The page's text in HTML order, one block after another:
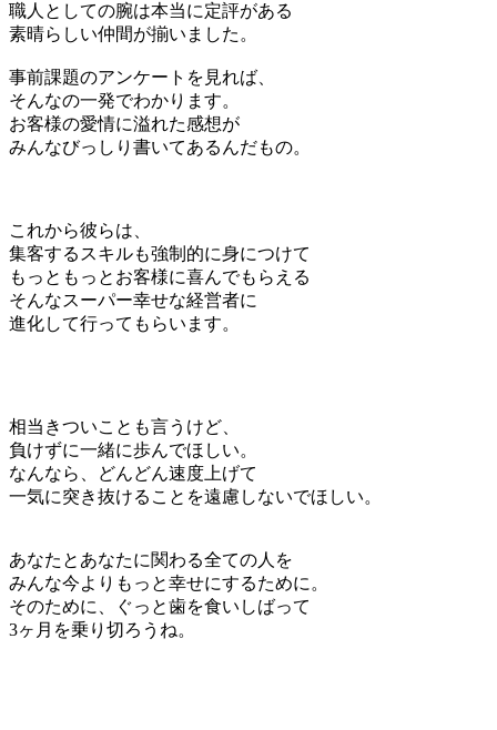
職人としての腕は本当に定評がある
素晴らしい仲間が揃いました。
事前課題のアンケートを見れば、
そんなの一発でわかります。
お客様の愛情に溢れた感想が
みんなびっしり書いてあるんだもの。
これから彼らは、
集客するスキルも強制的に身につけて
もっともっとお客様に喜んでもらえる
そんなスーパー幸せな経営者に
進化して行ってもらいます。
相当きついことも言うけど、
負けずに一緒に歩んでほしい。
なんなら、どんどん速度上げて
一気に突き抜けることを遠慮しないでほしい。
あなたとあなたに関わる全ての人を
みんな今よりもっと幸せにするために。
そのために、ぐっと歯を食いしばって
3ヶ月を乗り切ろうね。